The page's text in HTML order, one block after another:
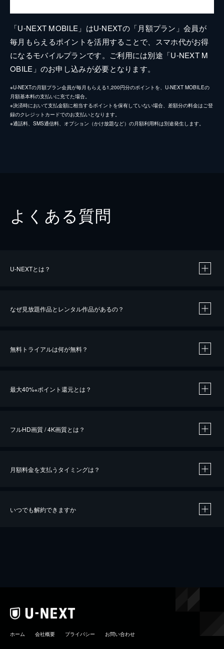
「U-NEXT MOBILE」はU-NEXTの「月額プラン」会員が
毎月もらえるポイントを活用することで、スマホ代がお得
になるモバイルプランです。ご利用には別途「U-NEXT M
OBILE」のお申し込みが必要となります。
※U-NEXTの月額プラン会員が毎月もらえる1,200円分のポイントを、U-NEXT MOBILEの
月額基本料の支払いに充てた場合。
※決済時において支払金額に相当するポイントを保有していない場合、差額分の料金はご登
録のクレジットカードでのお支払いとなります。
※通話料、SMS通信料、オプション（かけ放題など）の月額利用料は別途発生します。
よくある質問
U-NEXTとは？
なぜ見放題作品とレンタル作品があるの？
無料トライアルは何が無料？
最大40%※ポイント還元とは？
※40％ポイント還元の対象は、クレジットカード決済による作品の購入 / レンタルです。
フルHD画質 / 4K画質とは？
月額料金を支払うタイミングは？
いつでも解約できますか
ホーム 会社概要 プライバシー お問い合わせ